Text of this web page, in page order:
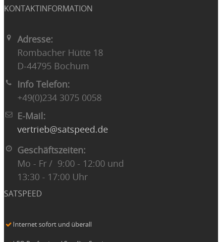
KONTAKTINFORMATION
Adresse:
Rombacher Hütte 18
D-44795 Bochum
Info Telefon:
+49(0)234 3075 0058
E-Mail:
vertrieb@satspeed.de
Geschäftszeiten:
Mo - Fr / 9:00 - 12:00 und
13:30 - 17:00 Uhr
SATSPEED
Internet sofort und überall